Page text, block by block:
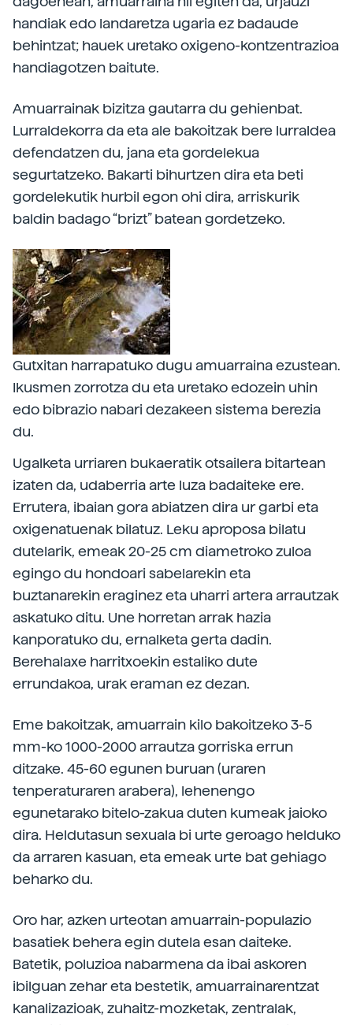
handiak edo landaretza ugaria ez badaude
behintzat; hauek uretako oxigeno-kontzentrazioa
handiagotzen baitute.
Amuarrainak bizitza gautarra du gehienbat.
Lurraldekorra da eta ale bakoitzak bere lurraldea
defendatzen du, jana eta gordelekua
segurtatzeko. Bakarti bihurtzen dira eta beti
gordelekutik hurbil egon ohi dira, arriskurik
baldin badago “brizt” batean gordetzeko.
Gutxitan harrapatuko dugu amuarraina ezustean.
Ikusmen zorrotza du eta uretako edozein uhin
edo bibrazio nabari dezakeen sistema berezia
du.
Ugalketa urriaren bukaeratik otsailera bitartean
izaten da, udaberria arte luza badaiteke ere.
Errutera, ibaian gora abiatzen dira ur garbi eta
oxigenatuenak bilatuz. Leku aproposa bilatu
dutelarik, emeak 20-25 cm diametroko zuloa
egingo du hondoari sabelarekin eta
buztanarekin eraginez eta uharri artera arrautzak
askatuko ditu. Une horretan arrak hazia
kanporatuko du, ernalketa gerta dadin.
Berehalaxe harritxoekin estaliko dute
errundakoa, urak eraman ez dezan.
Eme bakoitzak, amuarrain kilo bakoitzeko 3-5
mm-ko 1000-2000 arrautza gorriska errun
ditzake. 45-60 egunen buruan (uraren
tenperaturaren arabera), lehenengo
egunetarako bitelo-zakua duten kumeak jaioko
dira. Heldutasun sexuala bi urte geroago helduko
da arraren kasuan, eta emeak urte bat gehiago
beharko du.
Oro har, azken urteotan amuarrain-populazio
basatiek behera egin dutela esan daiteke.
Batetik, poluzioa nabarmena da ibai askoren
ibilguan zehar eta bestetik, amuarrainarentzat
kanalizazioak, zuhaitz-mozketak, zentralak,